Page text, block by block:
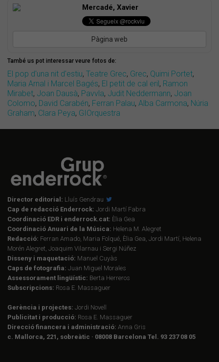
Mercadé, Xavier
Pàgina web
També us pot interessar veure fotos de:
El pop d'una nit d'estiu, Teatre Grec, Grec, Quimi Portet,
Maria Arnal i Marcel Bagés, El petit de cal eril , Ramon
Mirabet, Joan Dausà, Pavvla, Judit Neddermann, Joan
Colomo, David Carabén, Ferran Palau, Alba Carmona, Núria
Graham, Clara Peya, GIOrquestra
Director editorial: Lluís Gendrau
Cap de redacció Enderrock: Jordi Martí Fabra
Coordinació EDR i enderrock.cat: Èlia Gea
Coordinació Anuari de la Música: Helena M. Alegret
Redacció: Ferran Amado, Maria Folqué, Èlia Gea, Jordi Martí, Helena
Morén Alegret, Joaquim Vilarnau i Sergi Núñez
Disseny i maquetació: Manuel Cuyàs
Caps de fotografia: Juan Miguel Morales
Assessorament lingüístic: Berta Herreros
Subscripcions: Rosa E. Massaguer
Gerència i projectes: Jordi Novell
Publicitat i producció: Rosa E. Massaguer
Direcció financera i administració: Anna Gris
c. Mallorca, 221, sobreàtic · 08008 Barcelona Tel. 93 237 08 05